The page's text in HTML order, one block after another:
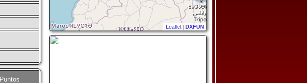
Leaflet | DXFUN
Puntos